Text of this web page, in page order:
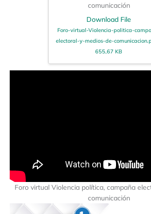
comunicación
Download File
Foro-virtual-Violencia-politica-
electoral-y-medios-de-
655,67 KB
Foro virtual Violencia política, campaña
comunicación